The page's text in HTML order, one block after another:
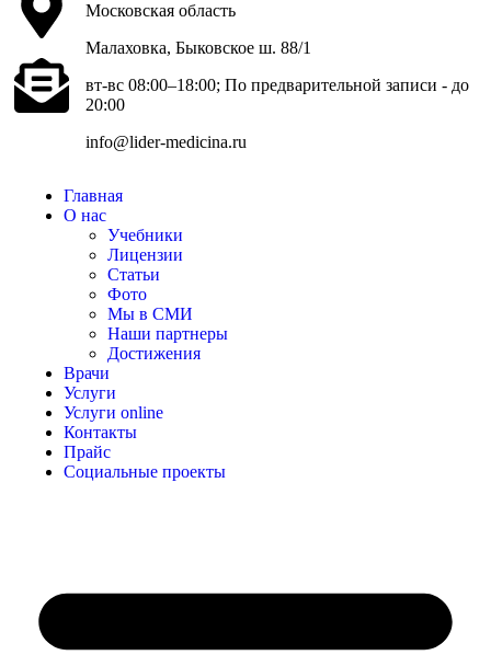
Московская область
Малаховка, Быковское ш. 88/1
вт-вс 08:00–18:00; По предварительной записи - до
20:00
info@lider-medicina.ru
Главная
О нас
Учебники
Лицензии
Статьи
Фото
Мы в СМИ
Наши партнеры
Достижения
Врачи
Услуги
Услуги online
Контакты
Прайс
Социальные проекты